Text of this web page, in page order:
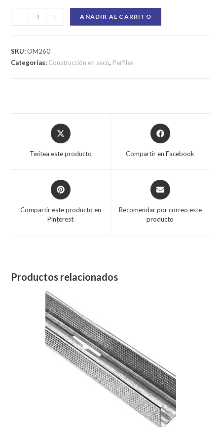
- + AÑADIR AL CARRITO
SKU:OM260
Categorías: Construcción en seco, Perfiles
Twitea este producto Compartir en Facebook
Compartir este producto en
Pinterest
Recomendar por correo este
producto
Productos relacionados